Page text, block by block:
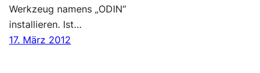
Werkzeug namens „ODIN“
installieren. Ist…
17. März 2012